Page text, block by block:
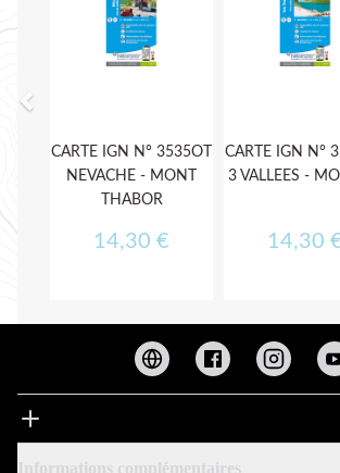
Informations complémentaires